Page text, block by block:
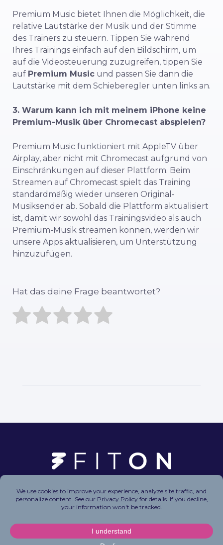
Premium Music bietet Ihnen die Möglichkeit, die
relative Lautstärke der Musik und der Stimme
des Trainers zu steuern. Tippen Sie während
Ihres Trainings einfach auf den Bildschirm, um
auf die Videosteuerung zuzugreifen, tippen Sie
auf Premium Music und passen Sie dann die
Lautstärke mit dem Schieberegler unten links an.
3. Warum kann ich mit meinem iPhone keine
Premium-Musik über Chromecast abspielen?
Premium Music funktioniert mit AppleTV über
Airplay, aber nicht mit Chromecast aufgrund von
Einschränkungen auf dieser Plattform. Beim
Streamen auf Chromecast spielt das Training
standardmäßig wieder unseren Original-
Musiksender ab. Sobald die Plattform aktualisiert
ist, damit wir sowohl das Trainingsvideo als auch
Premium-Musik streamen können, werden wir
unsere Apps aktualisieren, um Unterstützung
hinzuzufügen.
Hat das deine Frage beantwortet?
Copyright © 2026 FitOn Inc. All Rights Reserved.
Privacy Policy|Terms of Use